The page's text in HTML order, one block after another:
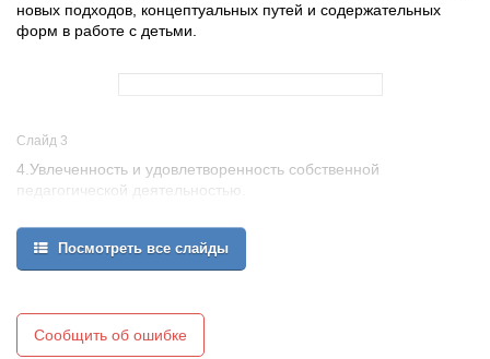
новых подходов, концептуальных путей и содержательных
форм в работе с детьми.
Слайд 3
4.Увлеченность и удовлетворенность собственной
педагогической деятельностью.
спортивной группой школьников (на уроках физической
культуры, занятиях в спортивных секциях, соревнованиях), так и
с большими коллективами учащихся при проведении
праздников и вечеров.
6.Методы и средства обучения для развития учащихся с
Посмотреть все слайды
Сообщить об ошибке